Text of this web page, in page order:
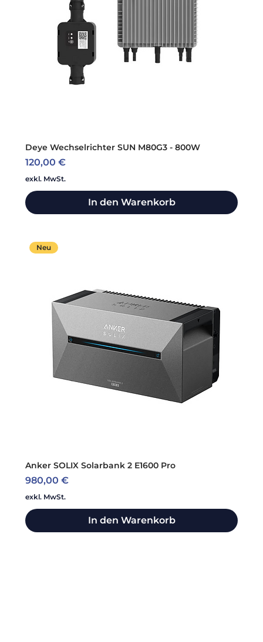
Deye Wechselrichter SUN M80G3 - 800W
Preis
120,00 €
exkl. MwSt.
In den Warenkorb
Neu
Anker SOLIX Solarbank 2 E1600 Pro
Preis
980,00 €
exkl. MwSt.
In den Warenkorb